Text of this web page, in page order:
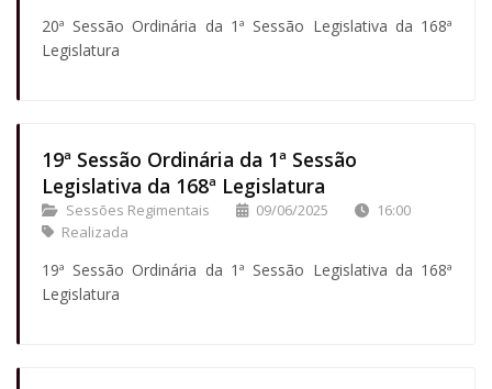
20ª Sessão Ordinária da 1ª Sessão Legislativa da 168ª
Legislatura
19ª Sessão Ordinária da 1ª Sessão
Legislativa da 168ª Legislatura
Sessões Regimentais 09/06/2025
16:00
Realizada
19ª Sessão Ordinária da 1ª Sessão Legislativa da 168ª
Legislatura